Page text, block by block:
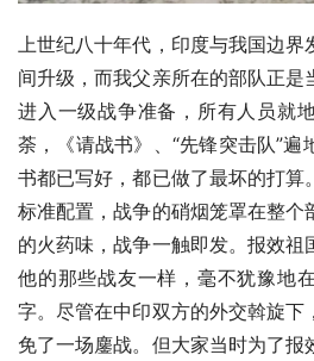
上世纪八十年代，印度与我国边
间升级，而我父亲所在的部队正是
进入一级战争准备，所有人员就
荼，《请战书》、“先锋突击队”
书都已写好，都已做了最坏的打算
标准配置，战争的硝烟笼罩在整个
的火药味，战争一触即发。报效祖
他的那些战友一样，毫不犹豫地
字。尽管在中印双方的外交斡旋下
免了一场鏖战。但大家当时为了报